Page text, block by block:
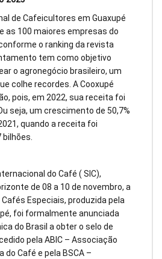
de Cafeicultores em Guaxupé
as 100 maiores empresas do
o ranking da revista
tem como objetivo
o agronegócio brasileiro, um
colhe recordes. A Cooxupé
pois, em 2022, sua receita foi
seja, um crescimento de 50,7%
quando a receita foi
do Café ( SIC),
de 08 a 10 de novembro, a
Especiais, produzida pela
foi formalmente anunciada
do Brasil a obter o selo de
pela ABIC – Associação
do Café e pela BSCA –